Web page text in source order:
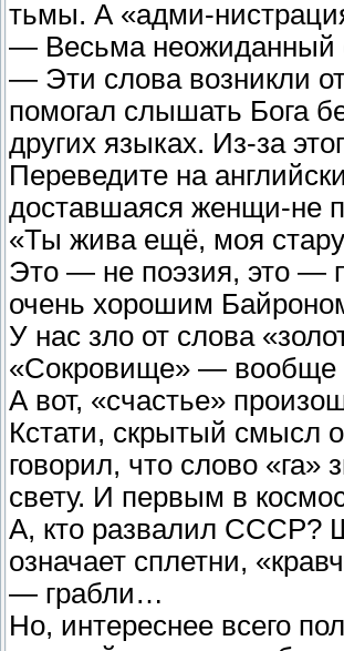
тьмы. А «адми-
— Весьма
— Эти слова возникли
помогал слышать Бога
других языках. Из-за
Переведите на
доставшаяся женщи-не
«Ты жива ещё, моя
Это — не поэзия, это —
очень хорошим
У нас зло от слова
«Сокровище» — вообще
А вот, «счастье»
Кстати, скрытый смысл
говорил, что слово
свету. И первым в
А, кто развалил СССР?
означает сплетни,
— грабли…
Но, интереснее всего